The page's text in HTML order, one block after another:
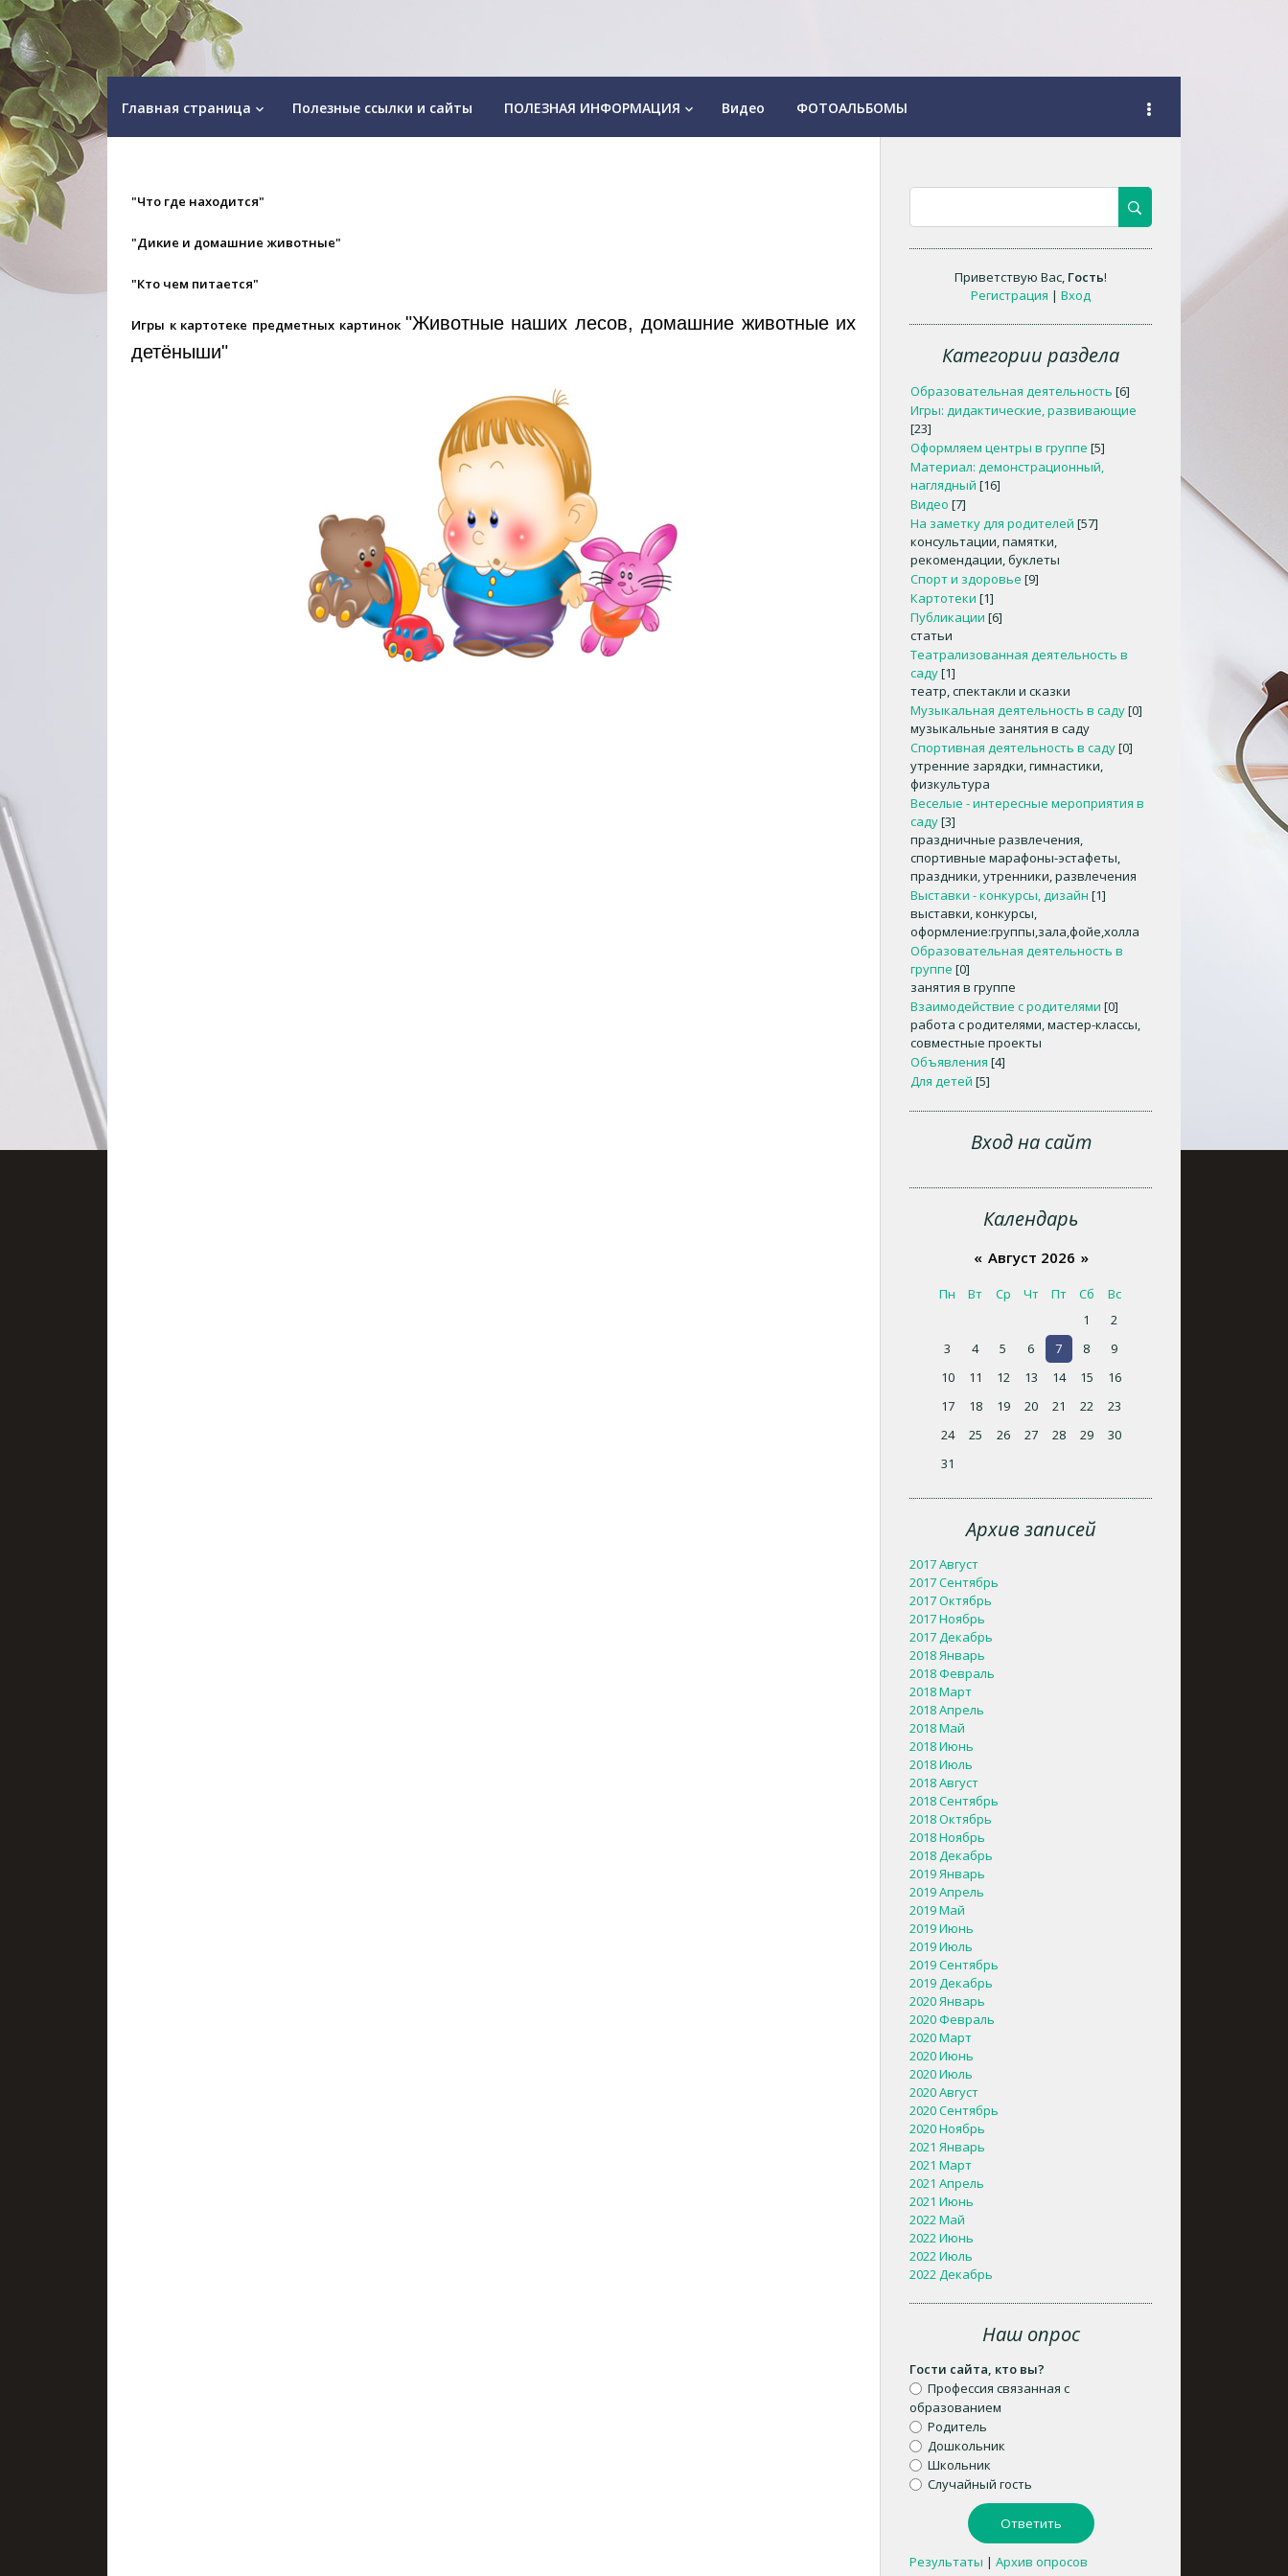
Главная страница keyboard_arrow_down Полезные ссылки и сайты ПОЛЕЗНАЯ ИНФОРМАЦИЯ keyboard_arrow_down Видео ФОТОАЛЬБОМЫ
"Что где находится"
"Дикие и домашние животные"
"Кто чем питается"
Игры к картотеке предметных картинок "Животные наших лесов, домашние животные их
детёныши"
Приветствую Вас, Гость!
Регистрация |Вход
Категории раздела
Образовательная деятельность [6]
Игры: дидактические, развивающие
[23]
Оформляем центры в группе [5]
Материал: демонстрационный,
наглядный [16]
Видео [7]
На заметку для родителей [57]
консультации, памятки,
рекомендации, буклеты
Спорт и здоровье [9]
Картотеки [1]
Публикации [6]
статьи
Театрализованная деятельность в
саду[1]
театр, спектакли и сказки
Музыкальная деятельность в саду[0]
музыкальные занятия в саду
Спортивная деятельность в саду[0]
утренние зарядки, гимнастики,
физкультура
Веселые - интересные мероприятия в
саду[3]
праздничные развлечения,
спортивные марафоны-эстафеты,
праздники, утренники, развлечения
Выставки - конкурсы, дизайн [1]
выставки, конкурсы,
оформление:группы,зала,фойе,холла
Образовательная деятельность в
группе [0]
занятия в группе
Взаимодействие с родителями [0]
работа с родителями, мастер-классы,
совместные проекты
Объявления [4]
Для детей [5]
Вход на сайт
Календарь
« Август 2026 »
Пн Вт Ср Чт Пт Сб
Вс
1
2
3
4 5 6 7 8
9
10
11 12 13 14 15
16
17
18 19 20 21 22
23
24
25 26 27 28 29
30
31
Архив записей
2017 Август
2017 Сентябрь
2017 Октябрь
2017 Ноябрь
2017 Декабрь
2018 Январь
2018 Февраль
2018 Март
2018 Апрель
2018 Май
2018 Июнь
2018 Июль
2018 Август
2018 Сентябрь
2018 Октябрь
2018 Ноябрь
2018 Декабрь
2019 Январь
2019 Апрель
2019 Май
2019 Июнь
2019 Июль
2019 Сентябрь
2019 Декабрь
2020 Январь
2020 Февраль
2020 Март
2020 Июнь
2020 Июль
2020 Август
2020 Сентябрь
2020 Ноябрь
2021 Январь
2021 Март
2021 Апрель
2021 Июнь
2022 Май
2022 Июнь
2022 Июль
2022 Декабрь
Наш опрос
Гости сайта, кто вы?
Профессия связанная с
образованием
Родитель
Дошкольник
Школьник
Случайный гость
Результаты |Архив опросов